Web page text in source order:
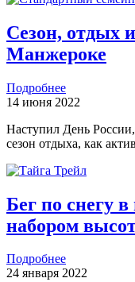
Сезон, отдых
Манжероке
Подробнее
14 июня 2022
Наступил День
сезон отдыха, как
Бег по снегу
набором
Подробнее
24 января 2022